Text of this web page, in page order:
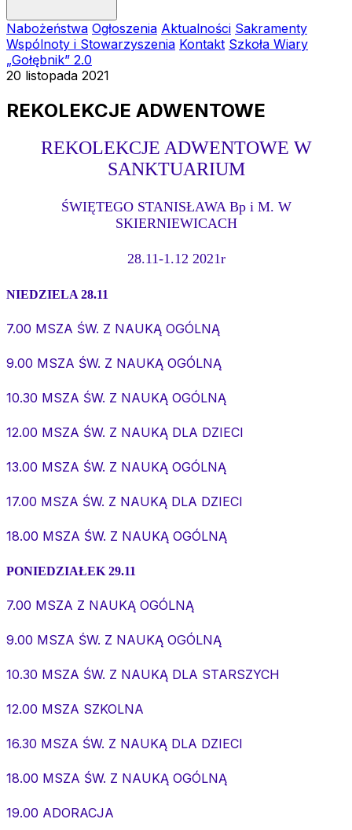
Nabożeństwa Ogłoszenia Aktualności Sakramenty
Wspólnoty i Stowarzyszenia Kontakt Szkoła Wiary
„Gołębnik” 2.0
20 listopada 2021
REKOLEKCJE ADWENTOWE
REKOLEKCJE ADWENTOWE W
SANKTUARIUM
ŚWIĘTEGO STANISŁAWA Bp i M. W
SKIERNIEWICACH
28.11-1.12 2021r
NIEDZIELA 28.11
7.00 MSZA ŚW. Z NAUKĄ OGÓLNĄ
9.00 MSZA ŚW. Z NAUKĄ OGÓLNĄ
10.30 MSZA ŚW. Z NAUKĄ OGÓLNĄ
12.00 MSZA ŚW. Z NAUKĄ DLA DZIECI
13.00 MSZA ŚW. Z NAUKĄ OGÓLNĄ
17.00 MSZA ŚW. Z NAUKĄ DLA DZIECI
18.00 MSZA ŚW. Z NAUKĄ OGÓLNĄ
PONIEDZIAŁEK 29.11
7.00 MSZA Z NAUKĄ OGÓLNĄ
9.00 MSZA ŚW. Z NAUKĄ OGÓLNĄ
10.30 MSZA ŚW. Z NAUKĄ DLA STARSZYCH
12.00 MSZA SZKOLNA
16.30 MSZA ŚW. Z NAUKĄ DLA DZIECI
18.00 MSZA ŚW. Z NAUKĄ OGÓLNĄ
19.00 ADORACJA